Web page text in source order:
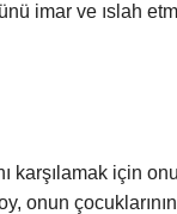
imar ve ıslah
karşılamak için
onun